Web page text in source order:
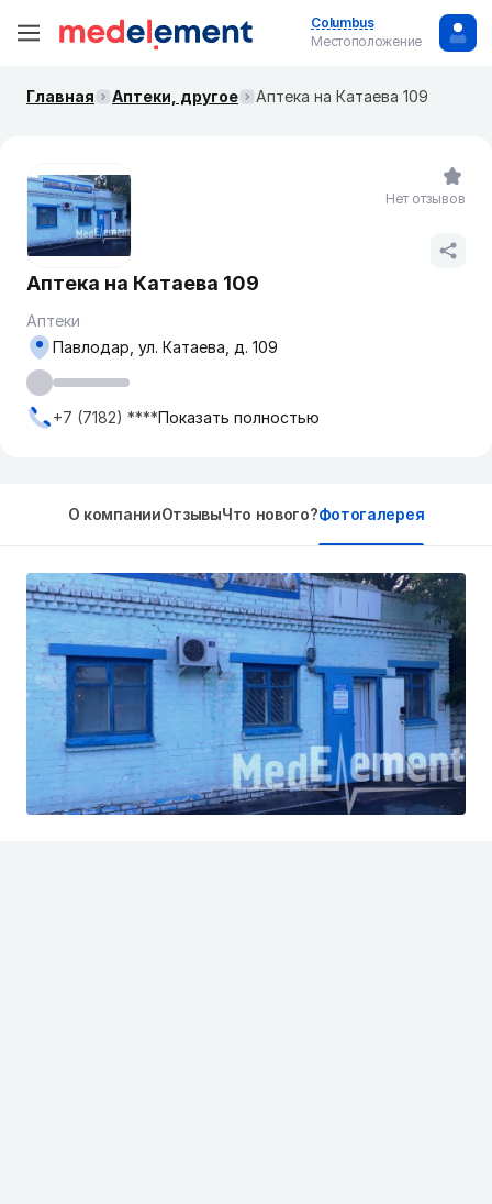
Columbus
Местоположение
Главная Аптеки, другое Аптека на Катаева 109
Аптека на Катаева 109
Аптеки
Павлодар, ул. Катаева, д. 109
+7 (7182) ****Показать полностью
Нет отзывов
О компанииОтзывыЧто нового?Фотогалерея